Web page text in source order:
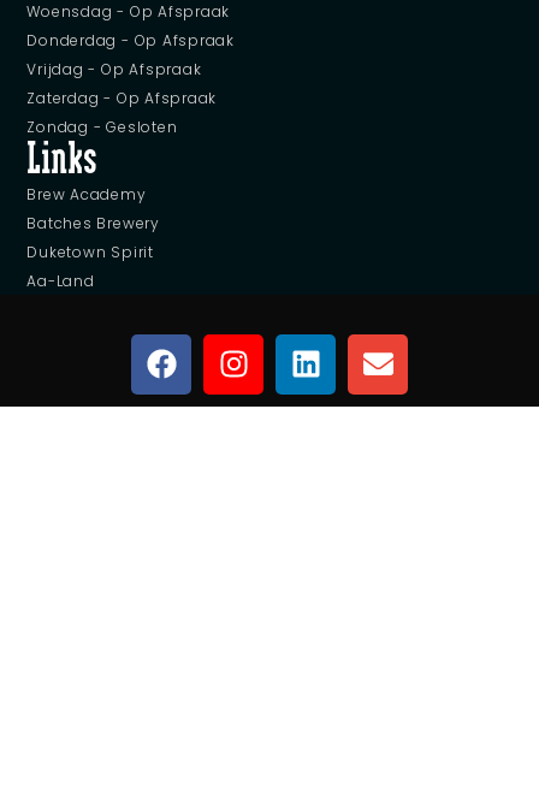
Woensdag - Op Afspraak
Donderdag - Op Afspraak
Vrijdag - Op Afspraak
Zaterdag - Op Afspraak
Zondag - Gesloten
Links
Brew Academy
Batches Brewery
Duketown Spirit
Aa-Land